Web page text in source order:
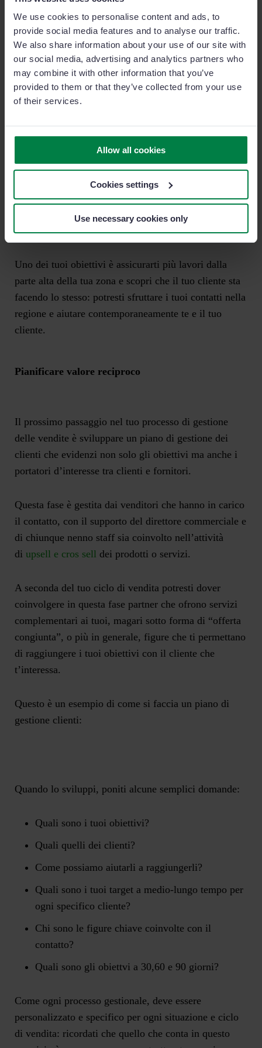
We use cookies to personalise content and ads, to
provide social media features and to analyse our traffic.
We also share information about your use of our site with
our social media, advertising and analytics partners who
may combine it with other information that you’ve
provided to them or that they’ve collected from your use
of their services.
Allow all cookies
Cookies settings
Use necessary cookies only
cliente potrai procedere e agganciarci i tuoi obiettivi
di business.
Chiaramente a questo punto avrai la tua agenda da
rispettare (presntare un nuovo prodotto, espanderti in
altre aree, aumentare il numero di utenti o clienti…)
veramente d’aiuto per loro!
Immagina, per esempio, di essere un direttore di
produzione o unresponsabile commerciale di
un’azienda di coperture e tetti, che ha appena ottenuto
un contratto per 100 unità con un costruttore locale.
Uno dei tuoi obiettivi è assicurarti più lavori dalla
parte alta della tua zona e scopri che il tuo cliente sta
facendo lo stesso: potresti sfruttare i tuoi contatti nella
regione e aiutare contemporaneamente te e il tuo
cliente.
Pianificare valore reciproco
Il prossimo passaggio nel tuo processo di gestione
delle vendite è sviluppare un piano di gestione dei
clienti che evidenzi non solo gli obiettivi ma anche i
portatori d’interesse tra clienti e fornitori.
Questa fase è gestita dai venditori che hanno in carico
il contatto, con il supporto del direttore commerciale e
di chiunque nenno staff sia coinvolto nell’attività
di upsell e cros sell dei prodotti o servizi.
A seconda del tuo ciclo di vendita potresti dover
coinvolgere in questa fase partner che ofrono servizi
complementari ai tuoi, magari sotto forma di “offerta
congiunta”, o più in generale, figure che ti permettano
di raggiungere i tuoi obiettivi con il cliente che
t’interessa.
Questo è un esempio di come si faccia un piano di
gestione clienti:
Quando lo sviluppi, poniti alcune semplici domande:
Quali sono i tuoi obiettivi?
Quali quelli dei clienti?
Come possiamo aiutarli a raggiungerli?
Quali sono i tuoi target a medio-lungo tempo per
ogni specifico cliente?
Chi sono le figure chiave coinvolte con il
contatto?
Quali sono gli obiettvi a 30,60 e 90 giorni?
Come ogni processo gestionale, deve essere
personalizzato e specifico per ogni situazione e ciclo
di vendita: ricordati che quello che conta in questo